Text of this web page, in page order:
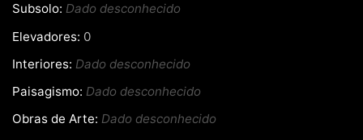
Subsolo: Dado desconhecido
Elevadores: 0
Interiores: Dado desconhecido
Paisagismo: Dado desconhecido
Obras de Arte: Dado desconhecido